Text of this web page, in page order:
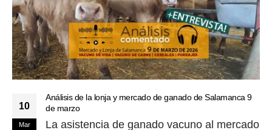
10
Mar
Análisis de la lonja y mercado de ganado de Salamanca 9
de marzo
La asistencia de ganado vacuno al mercado